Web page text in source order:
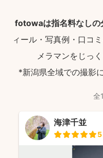
fotowaは指名料なしの
ィール・写真例・口コ
メラマンをじっ
*新潟県全域での撮影
全
海津千並
5